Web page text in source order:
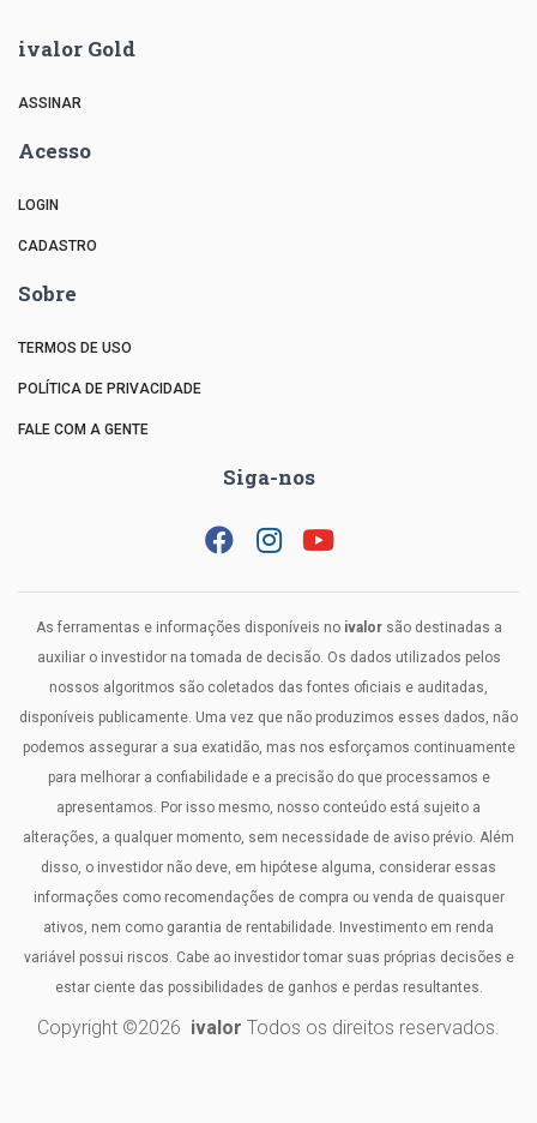
ivalor Gold
ASSINAR
Acesso
LOGIN
CADASTRO
Sobre
TERMOS DE USO
POLÍTICA DE PRIVACIDADE
FALE COM A GENTE
Siga-nos
As ferramentas e informações disponíveis no ivalorsão destinadas a
auxiliar o investidor na tomada de decisão. Os dados utilizados pelos
nossos algoritmos são coletados das fontes oficiais e auditadas,
disponíveis publicamente. Uma vez que não produzimos esses dados, não
podemos assegurar a sua exatidão, mas nos esforçamos continuamente
para melhorar a confiabilidade e a precisão do que processamos e
apresentamos. Por isso mesmo, nosso conteúdo está sujeito a
alterações, a qualquer momento, sem necessidade de aviso prévio. Além
disso, o investidor não deve, em hipótese alguma, considerar essas
informações como recomendações de compra ou venda de quaisquer
ativos, nem como garantia de rentabilidade. Investimento em renda
variável possui riscos. Cabe ao investidor tomar suas próprias decisões e
estar ciente das possibilidades de ganhos e perdas resultantes.
Copyright ©2026 ivalor Todos os direitos reservados.